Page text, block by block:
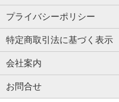
プライバシーポリシー
特定商取引法に基づく表示
会社案内
お問合せ